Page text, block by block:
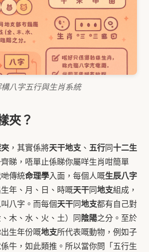
八字五行與生肖系統
夾？
，其實係將天干地支 、 五行同十二生
睇，唔單止係睇你屬咩生肖咁簡單
傳統命理學入面，每個人嘅生辰八字
年、月、日、時嘅天干同地支組成，
八字。而每個天干同地支都有自己對
木、水、火、土）同陰陽之分。至於
生年份嘅地支所代表嘅動物，例如子
牛，如此類推。所以當你問「五行生